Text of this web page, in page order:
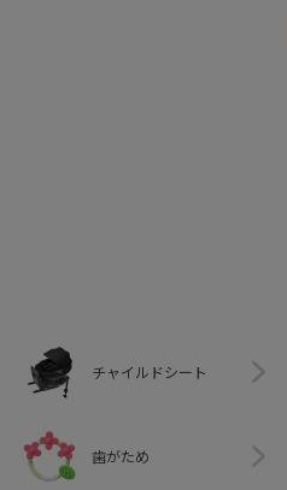
チャイルドシート
歯がため